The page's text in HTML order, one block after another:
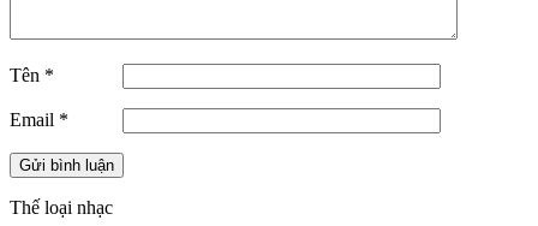
Tên *
Email *
Thế loại nhạc